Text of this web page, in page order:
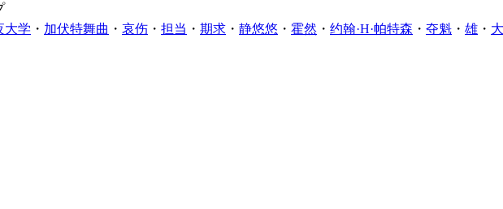
大学 ・ 加伏特舞曲 ・ 哀伤 ・ 担当 ・ 期求 ・ 静悠悠 ・ 霍然 ・ 约翰·H·帕特森 ・ 夺魁 ・ 雄 ・